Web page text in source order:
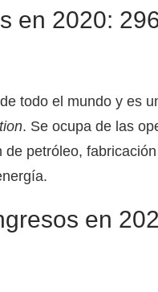
en 2020:
todo el mundo y es
. Se ocupa de las
petróleo,
en